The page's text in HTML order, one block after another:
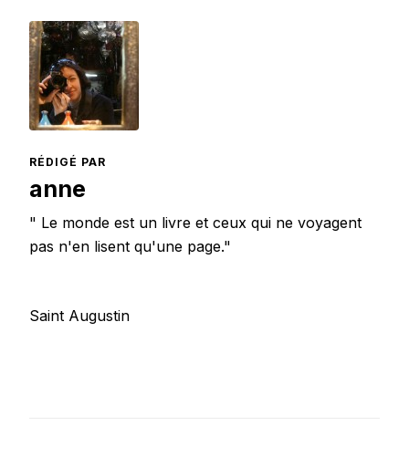
RÉDIGÉ PAR
anne
" Le monde est un livre et ceux qui ne voyagent
pas n'en lisent qu'une page."
Saint Augustin